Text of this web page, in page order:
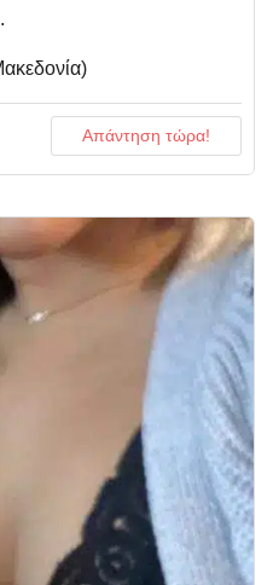
Απάντηση τώρα!